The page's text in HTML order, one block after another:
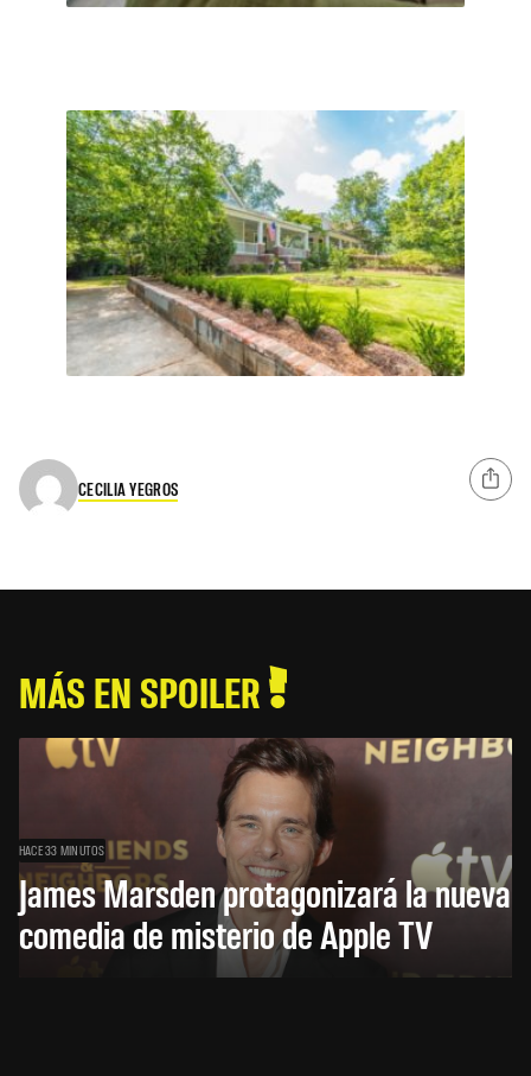
CECILIA YEGROS
MÁS EN SPOILER
HACE 33 MINUTOS
James Marsden protagonizará la nueva
comedia de misterio de Apple TV